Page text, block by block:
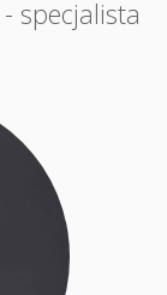
specjalista